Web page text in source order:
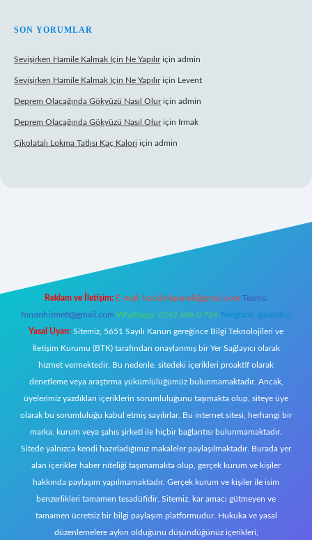
SON YORUMLAR
Sevişirken Hamile Kalmak Için Ne Yapılıriçin admin
Sevişirken Hamile Kalmak Için Ne Yapılıriçin Levent
Deprem Olacağında Gökyüzü Nasıl Oluriçin admin
Deprem Olacağında Gökyüzü Nasıl Oluriçin Irmak
Çikolatalı Lokma Tatlısı Kaç Kalori için admin
Reklam ve İletişim: E-mail: backlinkpaneli@gmail.com Teams:
forumhizmeti@gmail.com Whatsapp: 0262 606 0 726 Telegram: @karabul
Yasal Uyarı: Sitemiz, 5651 Sayılı Kanun gereğince Bilgi Teknolojileri ve
İletişim Kurumu (BTK) tarafından onaylanmış bir Yer Sağlayıcı olarak
hizmet vermektedir. Bu nedenle, sitedeki içerikleri proaktif olarak
denetleme veya araştırma yükümlülüğümüz bulunmamaktadır. Ancak,
üyelerimiz yazdıkları içeriklerin sorumluluğunu taşımakta olup, siteye üye
olarak bu sorumluluğu kabul etmiş sayılırlar. Bu internet sitesi, herhangi bir
marka, kurum veya şahıs şirketi ile hiçbir bağlantısı bulunmamaktadır.
Sitede yalnızca kendi hazırladığımız makaleler paylaşılmaktadır. Burada yer
alan içerikler haber niteliği taşımamakta olup, gerçek kurum ve kişiler
hakkında paylaşım yapılmamaktadır. Gerçek kurum ve kişiler ile isim
benzerlikleri tamamen tesadüfidir. Sitemiz, kar amacı gütmeyen ve
tamamen ücretsiz bir bilgi paylaşım platformudur. Hukuka ve yasal
düzenlemelere aykırı olduğunu düşündüğünüz içerikleri,